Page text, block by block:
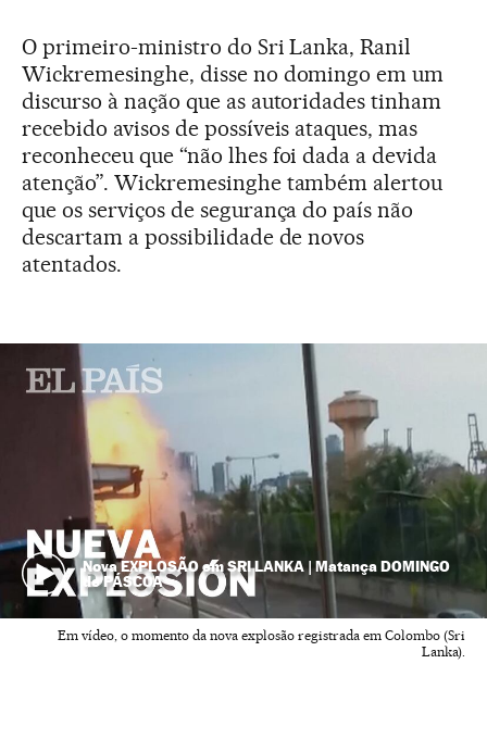
O primeiro-ministro do Sri Lanka, Ranil
Wickremesinghe, disse no domingo em um
discurso à nação que as autoridades tinham
recebido avisos de possíveis ataques, mas
reconheceu que “não lhes foi dada a devida
atenção”. Wickremesinghe também alertou
que os serviços de segurança do país não
descartam a possibilidade de novos
atentados.
Nova EXPLOSÃO em SRI LANKA | Matança DOMINGO
de PÁSCOA
Em vídeo, o momento da nova explosão registrada em Colombo (Sri
Lanka).